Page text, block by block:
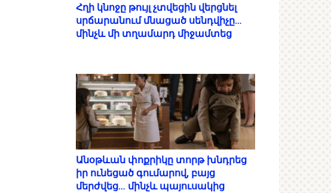
Հղի կնոջը թույլ չտվեցին վերցնել
սրճարանում մնացած սենդվիչը…
մինչև մի տղամարդ միջամտեց
Անօթևան փոքրիկը տորթ խնդրեց
իր ունեցած գումարով, բայց
մերժվեց… մինչև պայուսակից